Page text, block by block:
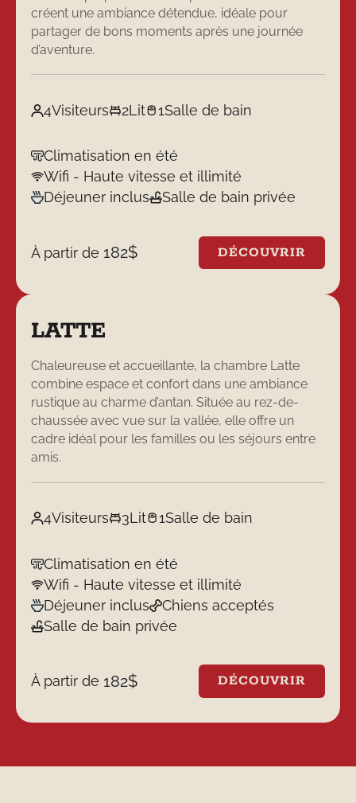
créent une ambiance détendue, idéale pour
partager de bons moments après une journée
d’aventure.
4Visiteurs 2Lit 1Salle de bain
Climatisation en été
Wifi - Haute vitesse et illimité
Déjeuner inclus
Salle de bain privée
À partir de 182$ DÉCOUVRIR
LATTE
Chaleureuse et accueillante, la chambre Latte
combine espace et confort dans une ambiance
rustique au charme d’antan. Située au rez-de-
chaussée avec vue sur la vallée, elle offre un
cadre idéal pour les familles ou les séjours entre
amis.
4Visiteurs 3Lit 1Salle de bain
Climatisation en été
Wifi - Haute vitesse et illimité
Déjeuner inclus
Chiens acceptés
Salle de bain privée
À partir de 182$ DÉCOUVRIR